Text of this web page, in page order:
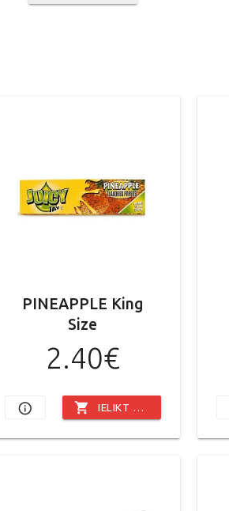
PINEAPPLE King
Size
2.40€
info_outline shopping_cart IELIKT GROZĀ